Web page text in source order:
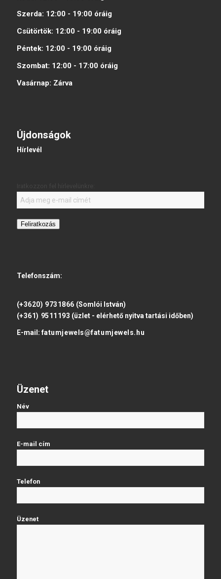
Szerda: 12:00 - 19:00 óráig
Csütörtök: 12:00 - 19:00 óráig
Péntek: 12:00 - 19:00 óráig
Szombat: 12:00 - 17:00 óráig
Vasárnap: Zárva
Újdonságok
Hírlevél
Feliratkozás
Telefonszám:
(+3620) 9731866 (Somlói István)
(+361) 9511193 (üzlet - elérhető nyitva tartási időben)
E-mail: fatumjewels@fatumjewels.hu
Üzenet
Név
E-mail cím
Telefon
Üzenet